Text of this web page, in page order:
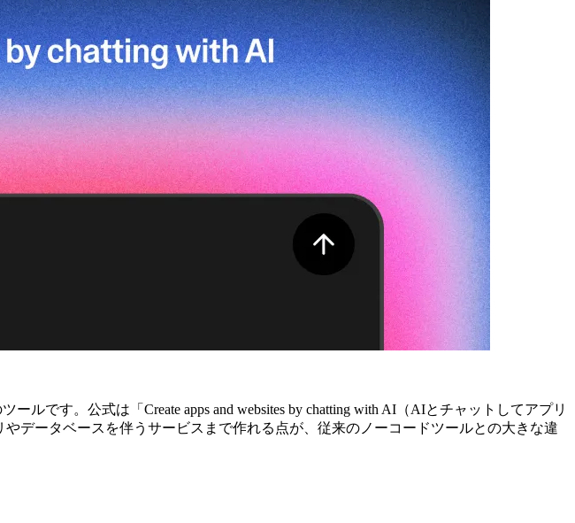
ルです。公式は「Create apps and websites by chatting with AI（AIとチャットしてアプリ
データベースを伴うサービスまで作れる点が、従来のノーコードツールとの大きな違